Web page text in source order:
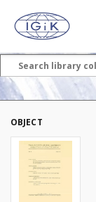
OBJECT